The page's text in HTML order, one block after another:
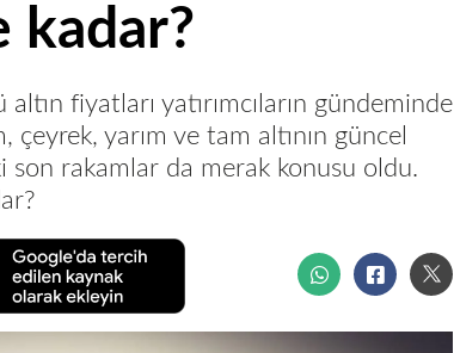
kadar?
fiyatları yatırımcıların gündeminde
yarım ve tam altının güncel
son rakamlar da merak konusu oldu.